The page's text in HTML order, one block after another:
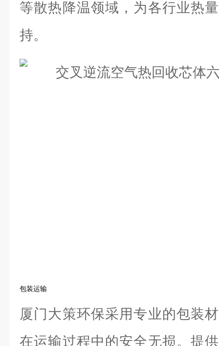
等散热降温领域，为各行业热
持。
包装运输
厦门大策环保采用专业的包装
在运输过程中的安全无损。提